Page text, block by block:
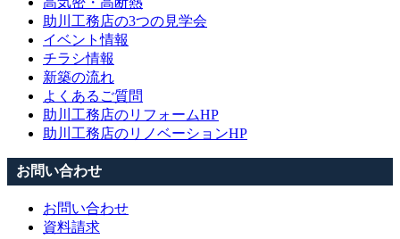
助川工務店の3つの見学会
イベント情報
チラシ情報
新築の流れ
よくあるご質問
助川工務店のリフォームHP
助川工務店のリノベーションHP
お問い合わせ
お問い合わせ
資料請求